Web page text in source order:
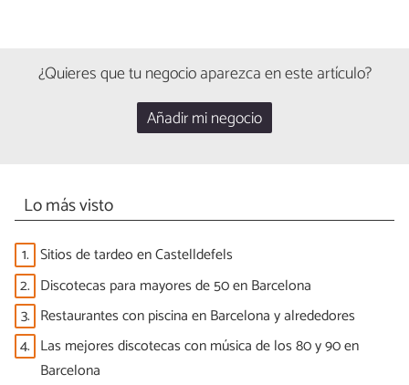
¿Quieres que tu negocio aparezca en este artículo?
Añadir mi negocio
Lo más visto
1. Sitios de tardeo en Castelldefels
2. Discotecas para mayores de 50 en Barcelona
3. Restaurantes con piscina en Barcelona y alrededores
4. Las mejores discotecas con música de los 80 y 90 en
Barcelona